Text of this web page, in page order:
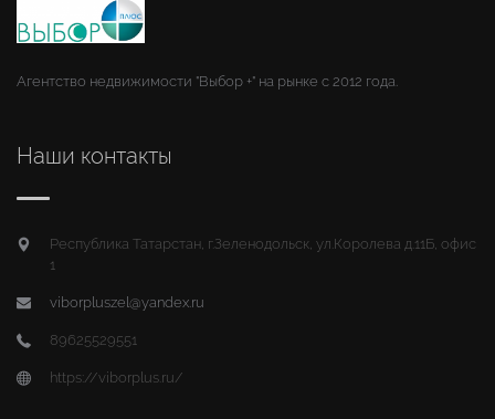
Агентство недвижимости "Выбор +" на рынке с 2012 года.
Наши контакты
Республика Татарстан, г.Зеленодольск, ул.Королева д.11Б, офис
1
viborpluszel@yandex.ru
89625529551
https://viborplus.ru/